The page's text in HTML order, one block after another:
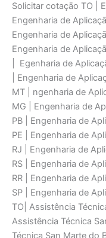
Solicitar cotaçāo TO |
Engenharia de
Engenharia de
Engenharia de
| Egenharia de
| Engenharia de
MT | ngenharia de
MG | Engenharia de
PB | Engenharia de
PE | Engenharia de
RJ | Engenharia de
RS | Engenharia de
RR | Engenharia de
SP | Engenharia de
TO| Assistência
Assistência Técnica
Técnica San Marte do